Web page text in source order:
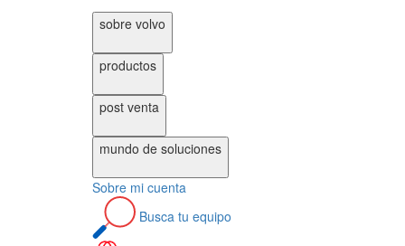
sobre volvo
productos
post venta
mundo de soluciones
Sobre mi cuenta
Busca tu equipo